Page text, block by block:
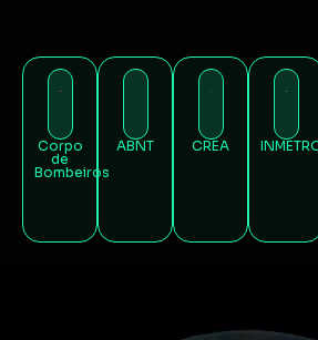
Corpo
de
Bombeiros
ABNT CREA